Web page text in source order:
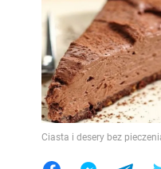
Ciasta i desery bez